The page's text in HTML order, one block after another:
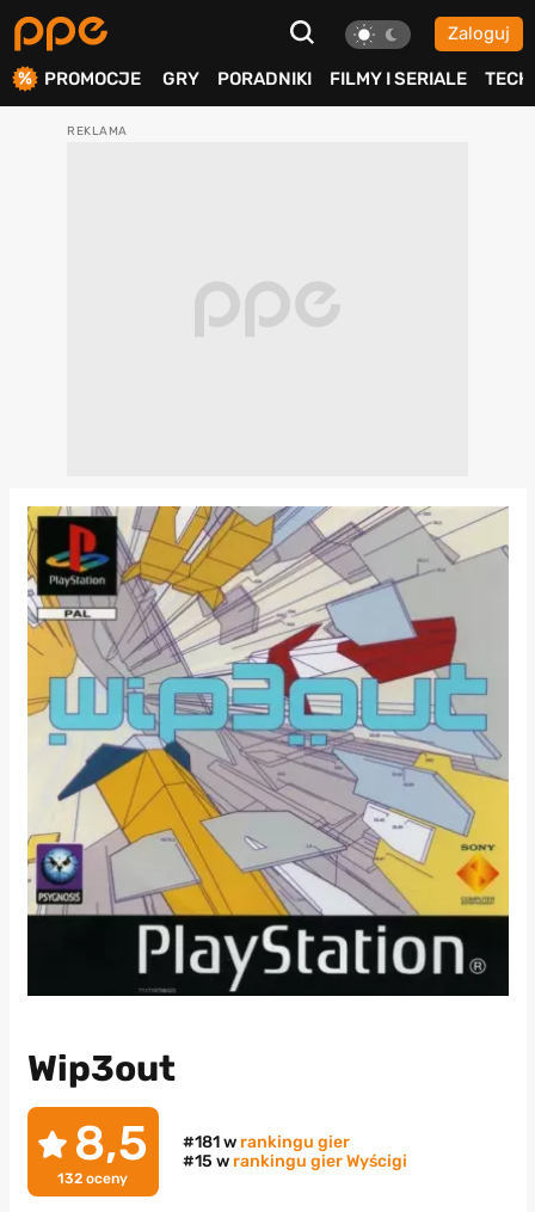
Zaloguj
PROMOCJE GRY PORADNIKI FILMY I SERIALE TECH
Wip3out
8,5
132 oceny
#181 w rankingu gier
#15 w rankingu gier Wyścigi